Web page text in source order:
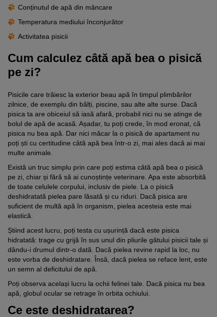
Conținutul de apă din mâncare
Temperatura mediului înconjurător
Activitatea pisicii
Cum calculez câtă apă bea o pisică
pe zi?
Pisicile care trăiesc la exterior beau apă în timpul plimbărilor
zilnice, de exemplu din bălți, piscine, sau alte alte surse. Dacă
pisica ta are obiceiul să iasă afară, probabil nici nu se atinge de
bolul de apă de acasă. Așadar, tu poți crede, în mod eronat, că
pisica nu bea apă. Dar nici măcar la o pisică de apartament nu
poți ști cu certitudine câtă apă bea într-o zi, mai ales dacă ai mai
multe animale.
Există un truc simplu prin care poți estima câtă apă bea o pisică
pe zi, chiar și fără să ai cunoștințe veterinare. Apa este absorbită
de toate celulele corpului, inclusiv de piele. La o pisică
deshidratată pielea pare lăsată și cu riduri. Dacă pisica are
suficient de multă apă în organism, pielea acesteia este mai
elastică.
Știind acest lucru, poți testa cu ușurință dacă este pisica
hidratată: trage cu grijă în sus unul din pliurile gâtului pisicii tale și
dându-i drumul dintr-o dată. Dacă pielea revine rapid la loc, nu
este vorba de deshidratare. Însă, dacă pielea se reface lent, este
un semn al deficitului de apă.
Poți observa același lucru la ochii felinei tale. Dacă pisica nu bea
apă, globul ocular se retrage în orbita ochiului.
Ce este deshidratarea?